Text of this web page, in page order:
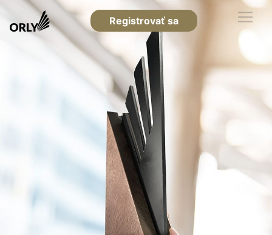
Registrovať sa